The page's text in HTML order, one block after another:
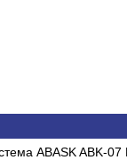
BURGOS BLACK